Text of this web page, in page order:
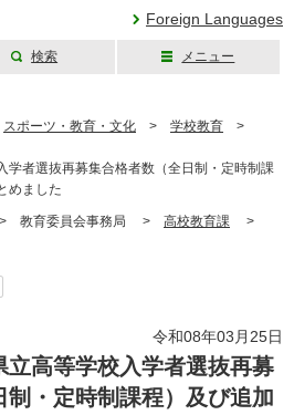
Foreign Languages
検索 メニュー
スポーツ・教育・文化 > 学校教育 >
者選抜再募集合格者数（全日制・定時制課
めました
教育委員会事務局 > 高校教育課 >
令和08年03月25日
立高等学校入学者選抜再募
制・定時制課程）及び追加